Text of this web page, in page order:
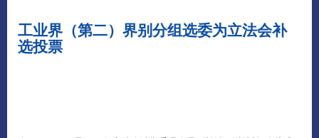
工业界（第二）界别分组选委为立法会补
选投票